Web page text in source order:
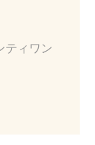
ティワン